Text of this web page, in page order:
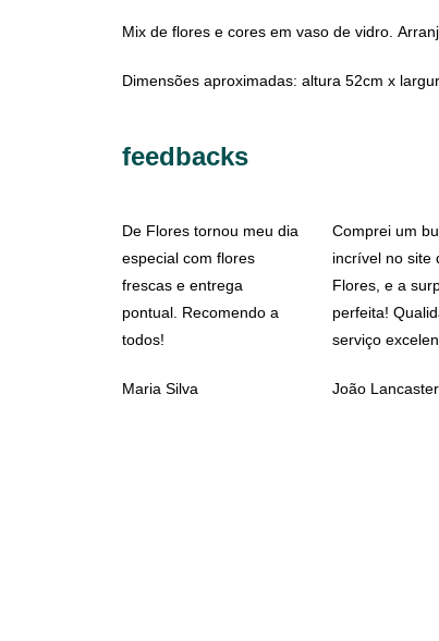
Mix de flores e cores em vaso de vidro.
Dimensões aproximadas: altura 52cm x
feedbacks
De Flores tornou meu dia
especial com flores
frescas e entrega
pontual. Recomendo a
todos!
Maria Silva
Comprei um
incrível no site
Flores, e a
perfeita!
serviço
João Lancaster